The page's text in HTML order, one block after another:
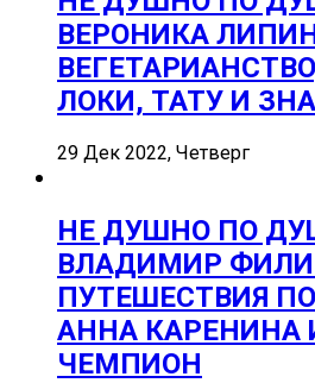
ВЕРОНИКА
ЛОКИ, ТАТУ И
29 Дек 2022, Четверг
НЕ ДУШНО ПО
ВЛАДИМИР
ПУТЕШЕСТВИЯ
АННА КАРЕНИНА
ЧЕМПИОН